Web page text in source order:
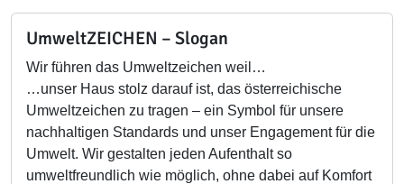
UmweltZEICHEN – Slogan
Wir führen das Umweltzeichen weil…
…unser Haus stolz darauf ist, das österreichische
Umweltzeichen zu tragen – ein Symbol für unsere
nachhaltigen Standards und unser Engagement für die
Umwelt. Wir gestalten jeden Aufenthalt so
umweltfreundlich wie möglich, ohne dabei auf Komfort